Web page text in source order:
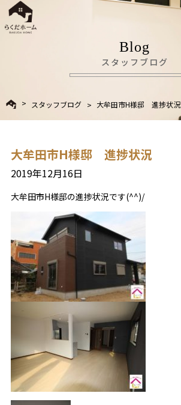
Blog
スタッフブログ
スタッフブログ 大牟田市H様邸 進捗状況
大牟田市H様邸 進捗状況
2019年12月16日
大牟田市H様邸の進捗状況です(^^)/